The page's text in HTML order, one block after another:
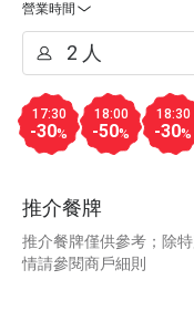
營業時間
17:30
-30%
18:00
-50%
18:30
-30%
推介餐牌
推介餐牌僅供參考；除
情請參閱商戶細則